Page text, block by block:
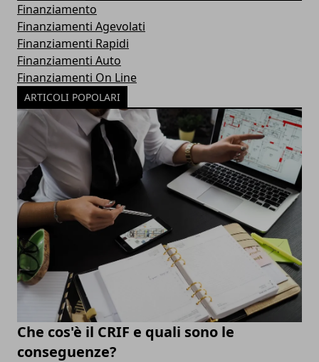
Finanziamento
Finanziamenti Agevolati
Finanziamenti Rapidi
Finanziamenti Auto
Finanziamenti On Line
ARTICOLI POPOLARI
Che cos'è il CRIF e quali sono le
conseguenze?